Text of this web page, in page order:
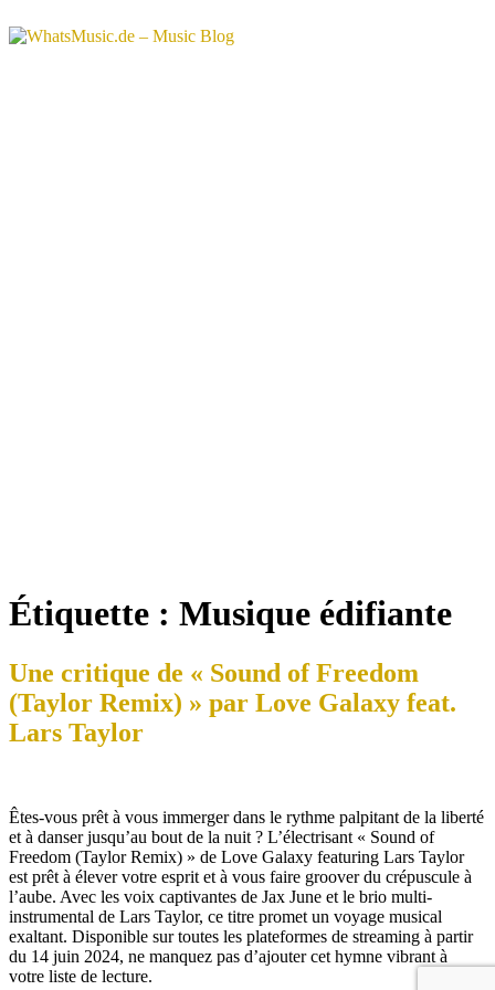
Étiquette : Musique édifiante
Une critique de « Sound of Freedom
(Taylor Remix) » par Love Galaxy feat.
Lars Taylor
Êtes-vous prêt à vous immerger dans le rythme palpitant de la liberté
et à danser jusqu’au bout de la nuit ? L’électrisant « Sound of
Freedom (Taylor Remix) » de Love Galaxy featuring Lars Taylor
est prêt à élever votre esprit et à vous faire groover du crépuscule à
l’aube. Avec les voix captivantes de Jax June et le brio multi-
instrumental de Lars Taylor, ce titre promet un voyage musical
exaltant. Disponible sur toutes les plateformes de streaming à partir
du 14 juin 2024, ne manquez pas d’ajouter cet hymne vibrant à
votre liste de lecture.